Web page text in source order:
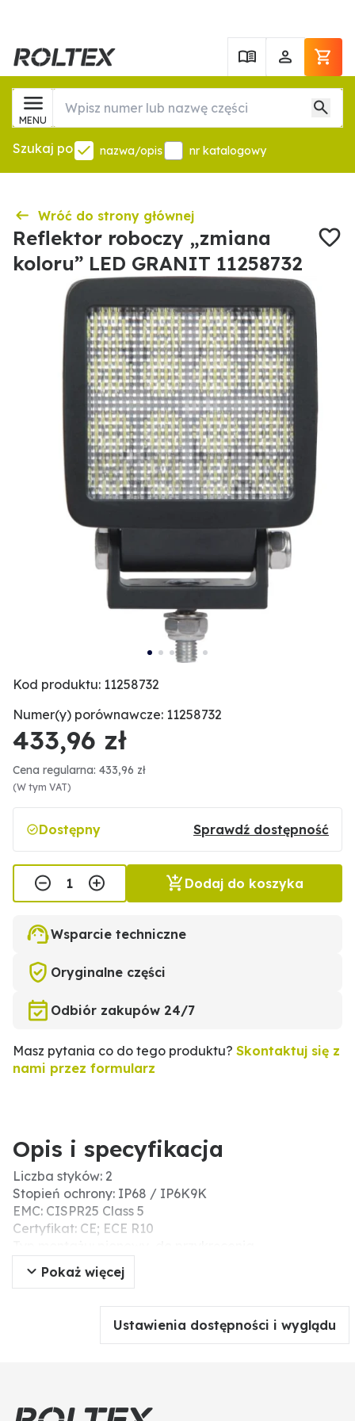
MENU
Szukaj po nazwa/opis nr katalogowy
Wróć do strony głównej
Reflektor roboczy „zmiana
koloru” LED GRANIT 11258732
Kod produktu: 11258732
Numer(y) porównawcze: 11258732
433,96 zł
Cena regularna: 433,96 zł
(W tym VAT)
Dostępny Sprawdź dostępność
Dodaj do koszyka
Wsparcie techniczne
Oryginalne części
Odbiór zakupów 24/7
Masz pytania co do tego produktu? Skontaktuj się z
nami przez formularz
Opis i specyfikacja
Liczba styków: 2
Stopień ochrony: IP68 / IP6K9K
EMC: CISPR25 Class 5
Certyfikat: CE; ECE R10
Typ: kwadratowy
Kolor światła (K): 3000 / 4500 / 6000
Wyłączenie i ponowne włączenie powoduje przejście
Pokaż więcej
Ustawienia dostępności i wyglądu